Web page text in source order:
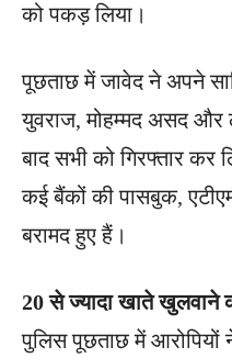
को पकड़ लिया।
पूछताछ में जावेद ने अपने
युवराज, मोहम्मद असद और
बाद सभी को गिरफ्तार कर
कई बैंकों की पासबुक,
बरामद हुए हैं।
20 से ज्यादा खाते खुलवाने
पुलिस पूछताछ में आरोपियों